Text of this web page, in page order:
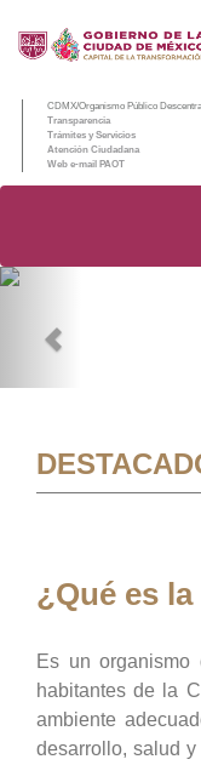
CDMX/Organismo Público
Transparencia
Trámites y Servicios
Atención Ciudadana
Web e-mail PAOT
¿Qué es la
Es un
habitantes de la
ambiente
desarrollo, salud